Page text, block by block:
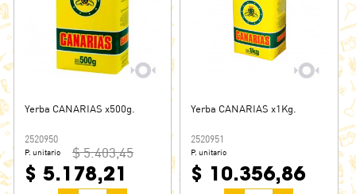
Yerba CANARIAS x500g.
2520950
P. unitario $ 5.403,45
$ 5.178,21
Yerba CANARIAS x1Kg.
2520951
P. unitario
$ 10.356,86